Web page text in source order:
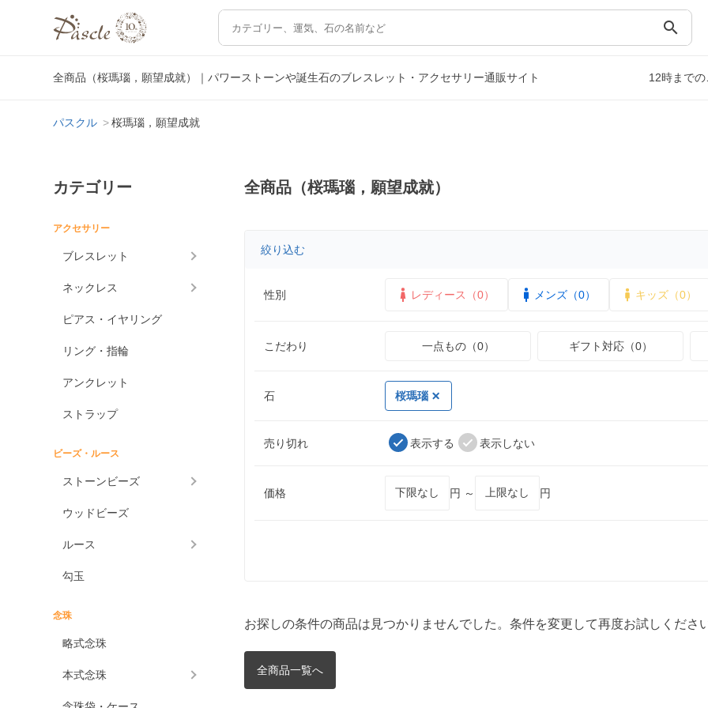
search
全商品（桜瑪瑙，願望成就）｜パワーストーンや誕生石のブレスレット・アクセサリー通販サイト 12時まで
パスクル 桜瑪瑙，願望成就
カテゴリー
アクセサリー
ブレスレット
ネックレス
ピアス・イヤリング
リング・指輪
アンクレット
ストラップ
ビーズ・ルース
ストーンビーズ
ウッドビーズ
ルース
勾玉
念珠
略式念珠
本式念珠
全商品（桜瑪瑙，願望成就）
絞り込む
性別 レディース（0） メンズ（0） キッズ（0）
こだわり 一点もの（0） ギフト対応（0）
石 桜瑪瑙
売り切れ 表示する 表示しない
価格 円 ～ 円
お探しの条件の商品は見つかりませんでした。条件を変更して再度お試しください
全商品一覧へ